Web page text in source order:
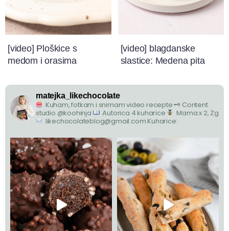
[video] Ploškice s
medom i orasima
[video] blagdanske
slastice: Medena pita
matejka_likechocolate
Kuham, fotkam i snimam video recepte🗝 Content
studio @koohinja
Autorica 4 kuharice
Mama x 2, Zg
likechocolateblog@gmail.com Kuharice: